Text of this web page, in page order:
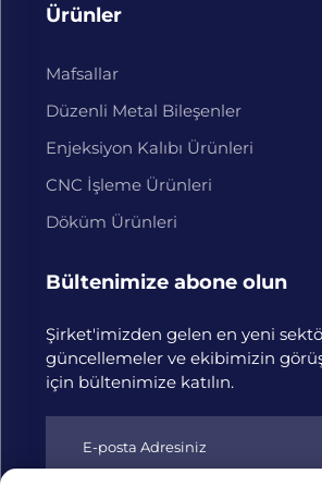
Ürünler
Mafsallar
Düzenli Metal Bileşenler
Enjeksiyon Kalıbı Ürünleri
CNC İşleme Ürünleri
Döküm Ürünleri
Bültenimize abone olun
Şirket'imizden gelen en yeni
güncellemeler ve ekibimizin
için bültenimize katılın.